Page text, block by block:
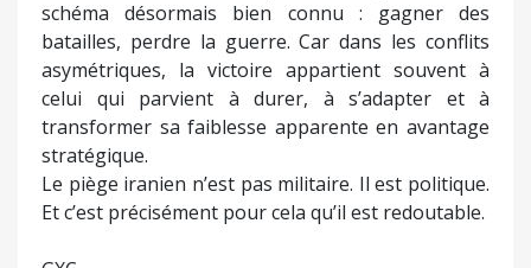
schéma désormais bien connu : gagner des
batailles, perdre la guerre. Car dans les conflits
asymétriques, la victoire appartient souvent à
celui qui parvient à durer, à s’adapter et à
transformer sa faiblesse apparente en avantage
stratégique.
Le piège iranien n’est pas militaire. Il est politique.
Et c’est précisément pour cela qu’il est redoutable.